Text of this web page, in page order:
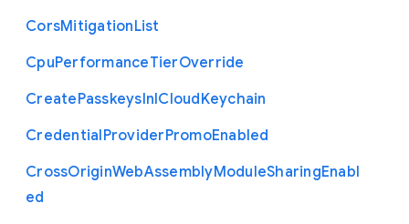
CorsMitigationList
CpuPerformanceTierOverride
CreatePasskeysInICloudKeychain
CredentialProviderPromoEnabled
CrossOriginWebAssemblyModuleSharingEnabl
ed